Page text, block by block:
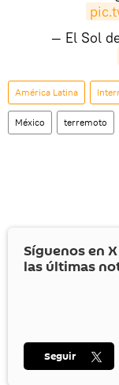
— El Sol
América Latina
México terremoto
Síguenos en X
las últimas
Seguir